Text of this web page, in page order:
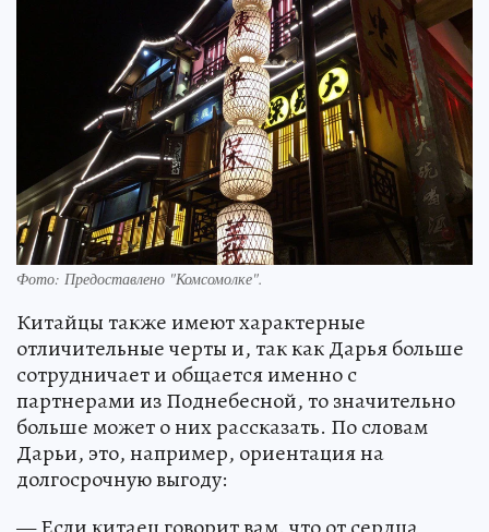
Фото: Предоставлено "Комсомолке".
Китайцы также имеют характерные
отличительные черты и, так как Дарья больше
сотрудничает и общается именно с
партнерами из Поднебесной, то значительно
больше может о них рассказать. По словам
Дарьи, это, например, ориентация на
долгосрочную выгоду: